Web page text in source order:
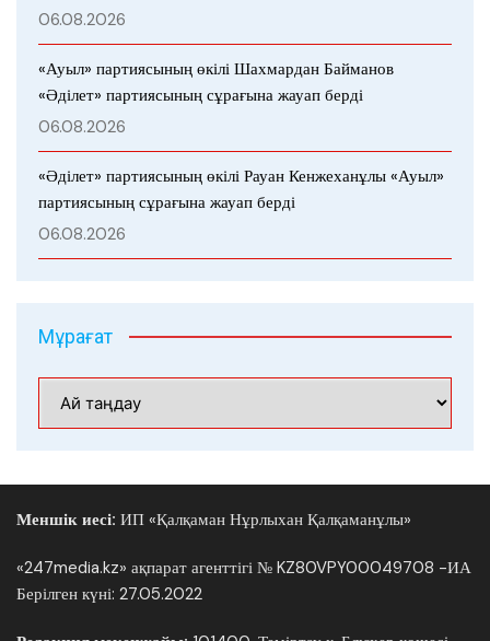
06.08.2026
«Ауыл» партиясының өкілі Шахмардан Байманов
«Әділет» партиясының сұрағына жауап берді
06.08.2026
«Әділет» партиясының өкілі Рауан Кенжеханұлы «Ауыл»
партиясының сұрағына жауап берді
06.08.2026
Мұрағат
Меншік иесі: ИП «Қалқаман Нұрлыхан Қалқаманұлы»
«247media.kz» ақпарат агенттігі № KZ80VPY00049708 -ИА
Берілген күні: 27.05.2022